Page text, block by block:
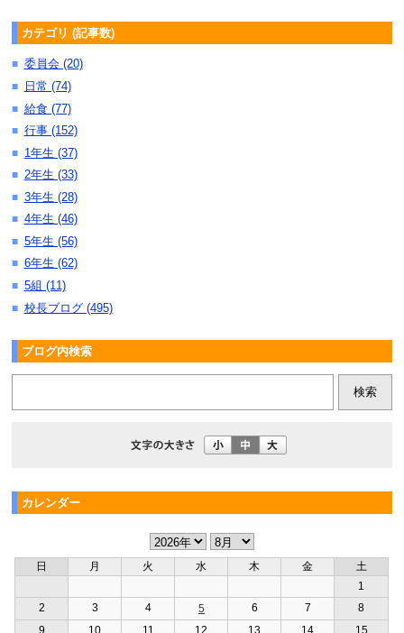
カテゴリ (記事数)
■ 委員会 (20)
■ 日常 (74)
■ 給食 (77)
■ 行事 (152)
■ 1年生 (37)
■ 2年生 (33)
■ 3年生 (28)
■ 4年生 (46)
■ 5年生 (56)
■ 6年生 (62)
■ 5組 (11)
■ 校長ブログ (495)
ブログ内検索
カレンダー
日 月 火 水 木 金
土
1
2
3 4 5 6 7
8
9
10 11 12 13 14 15